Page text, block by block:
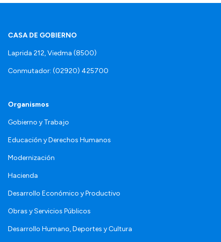
CASA DE GOBIERNO
Laprida 212, Viedma (8500)
Conmutador: (02920) 425700
Organismos
Gobierno y Trabajo
Educación y Derechos Humanos
Modernización
Hacienda
Desarrollo Económico y Productivo
Obras y Servicios Públicos
Desarrollo Humano, Deportes y Cultura